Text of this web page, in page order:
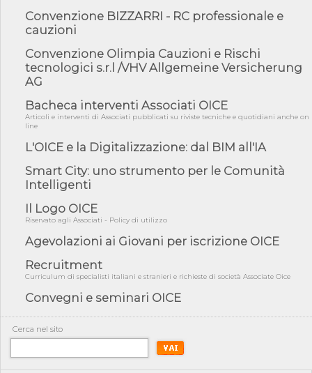
06/08/26 - DDL delegazione europea in Cdm per recepimento
norme UE in m...
05/08/26 - DL Infrastrutture e PNRR è legge: approvata oggi la
fiducia...
05/08/26 - Focus OICE sul DDL di riforma della responsabilità
05/08/26 - Anac: pubblicata la Relazione illustrativa al Bando tipo
2 s...
05/08/26 - SAVE THE DATE: Assemblea Pubblica Confindustria
Professioni ...
05/08/26 - Successo OICE per il bando della Città metropolitana
di Reg...
05/08/26 - Lettera OICE per il bando della Giunta Regionale della
Campa...
04/08/26 - DL PA: previste cancellazioni da elenchi professionisti
per ...
04/08/26 - International Sustainable Buildings Competition -
COP31, An...
04/08/26 - CdS, project financing: progetto di fattibilità da
04/08/26 - Rapporto Anac corruzione 2020-2026: procedimenti
penali per ...
04/08/26 - CdS: partecipazione alla gara non equivale ad
acquiescenza r...
Convenzione BIZZARRI - RC professionale e
cauzioni
Convenzione Olimpia Cauzioni e Rischi
tecnologici s.r.l /VHV Allgemeine Versicherung
AG
Bacheca interventi Associati OICE
Articoli e interventi di Associati pubblicati su riviste tecniche e quotidiani anche on
line
L'OICE e la Digitalizzazione: dal BIM all'IA
Smart City: uno strumento per le Comunità
Intelligenti
Il Logo OICE
Riservato agli Associati - Policy di utilizzo
Agevolazioni ai Giovani per iscrizione OICE
Recruitment
Curriculum di specialisti italiani e stranieri e richieste di società Associate Oice
Convegni e seminari OICE
Cerca nel sito